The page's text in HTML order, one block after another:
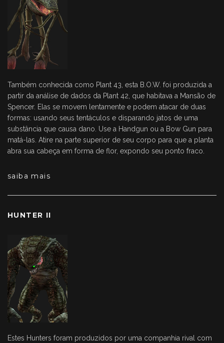
Também conhecida como Plant 43, esta B.O.W. foi produzida a
partir da análise de dados da Plant 42, que habitava a Mansão de
Spencer. Elas se movem lentamente e podem atacar de duas
formas: usando seus tentáculos e disparando jatos de uma
substância que causa dano. Use a Handgun ou a Bow Gun para
matá-las. Atire na parte superior de seu corpo para que a planta
abra sua cabeça em forma de flor, expondo seu ponto fraco.
saiba mais
HUNTER II
Estes Hunters foram produzidos por uma companhia rival com